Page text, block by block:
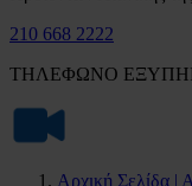
210 668 2222
ΤΗΛΕΦΩΝΟ
Αρχική Σελίδα |